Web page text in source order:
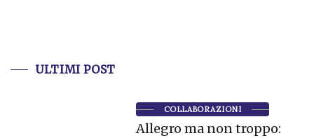
ULTIMI POST
COLLABORAZIONI
Allegro ma non troppo: